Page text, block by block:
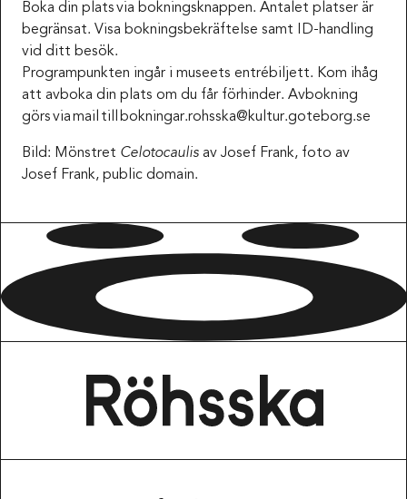
Boka din plats via bokningsknappen. Antalet platser är
begränsat. Visa bokningsbekräftelse samt ID-handling
vid ditt besök.
Programpunkten ingår i museets entrébiljett. Kom ihåg
att avboka din plats om du får förhinder. Avbokning
görs via mail till bokningar.rohsska@kultur.goteborg.se
Bild: Mönstret Celotocaulis av Josef Frank, foto av
Josef Frank, public domain.